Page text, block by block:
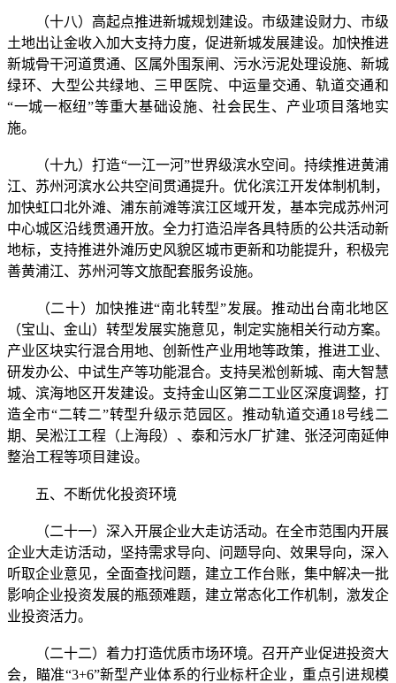
（十八）高起点推进新城规划建设。市级建设财力、市级
土地出让金收入加大支持力度，促进新城发展建设。加快推进
新城骨干河道贯通、区属外围泵闸、污水污泥处理设施、新城
绿环、大型公共绿地、三甲医院、中运量交通、轨道交通和
“一城一枢纽”等重大基础设施、社会民生、产业项目落地实
施。
（十九）打造“一江一河”世界级滨水空间。持续推进黄浦
江、苏州河滨水公共空间贯通提升。优化滨江开发体制机制，
加快虹口北外滩、浦东前滩等滨江区域开发，基本完成苏州河
中心城区沿线贯通开放。全力打造沿岸各具特质的公共活动新
地标，支持推进外滩历史风貌区城市更新和功能提升，积极完
善黄浦江、苏州河等文旅配套服务设施。
（二十）加快推进“南北转型”发展。推动出台南北地区
（宝山、金山）转型发展实施意见，制定实施相关行动方案。
产业区块实行混合用地、创新性产业用地等政策，推进工业、
研发办公、中试生产等功能混合。支持吴淞创新城、南大智慧
城、滨海地区开发建设。支持金山区第二工业区深度调整，打
造全市“二转二”转型升级示范园区。推动轨道交通18号线二
期、吴淞江工程（上海段）、泰和污水厂扩建、张泾河南延伸
整治工程等项目建设。
五、不断优化投资环境
（二十一）深入开展企业大走访活动。在全市范围内开展
企业大走访活动，坚持需求导向、问题导向、效果导向，深入
听取企业意见，全面查找问题，建立工作台账，集中解决一批
影响企业投资发展的瓶颈难题，建立常态化工作机制，激发企
业投资活力。
（二十二）着力打造优质市场环境。召开产业促进投资大
会，瞄准“3+6”新型产业体系的行业标杆企业，重点引进规模